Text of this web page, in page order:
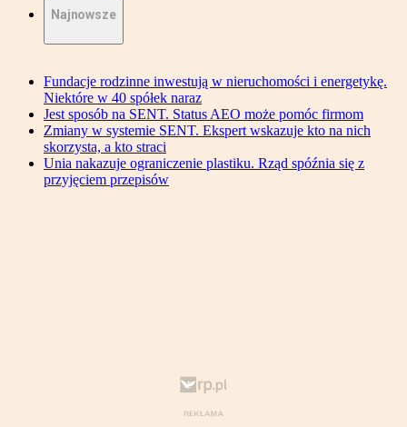
Najnowsze
Fundacje rodzinne inwestują w nieruchomości i energetykę.
Niektóre w 40 spółek naraz
Jest sposób na SENT. Status AEO może pomóc firmom
Zmiany w systemie SENT. Ekspert wskazuje kto na nich
skorzysta, a kto straci
Unia nakazuje ograniczenie plastiku. Rząd spóźnia się z
przyjęciem przepisów